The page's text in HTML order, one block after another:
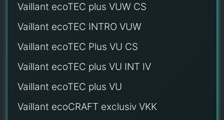
Vaillant ecoTEC plus VUW CS
Vaillant ecoTEC INTRO VUW
Vaillant ecoTEC Plus VU CS
Vaillant ecoTEC plus VU INT IV
Vaillant ecoTEC plus VU
Vaillant ecoCRAFT exclusiv VKK